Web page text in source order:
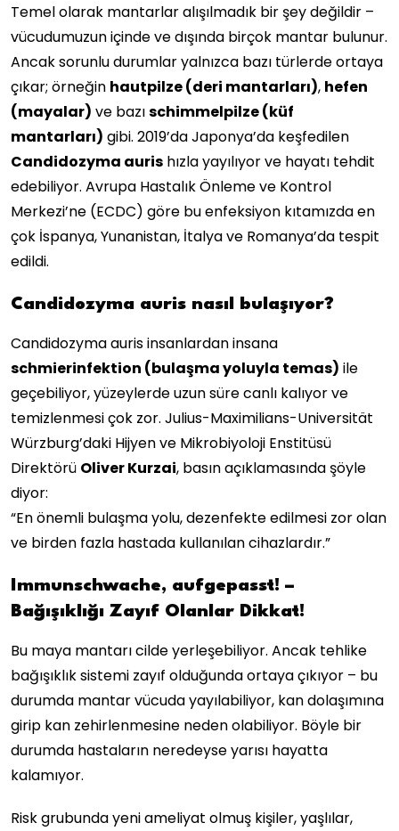
Temel olarak mantarlar alışılmadık bir şey değildir –
vücudumuzun içinde ve dışında birçok mantar bulunur.
Ancak sorunlu durumlar yalnızca bazı türlerde ortaya
çıkar; örneğin hautpilze (deri mantarları), hefen
(mayalar) ve bazıschimmelpilze (küf
mantarları) gibi. 2019’da Japonya’da keşfedilen
Candidozyma auris hızla yayılıyor ve hayatı tehdit
edebiliyor. Avrupa Hastalık Önleme ve Kontrol
Merkezi’ne (ECDC) göre bu enfeksiyon kıtamızda en
çok İspanya, Yunanistan, İtalya ve Romanya’da tespit
edildi.
Candidozyma auris nasıl bulaşıyor?
Candidozyma auris insanlardan insana
schmierinfektion (bulaşma yoluyla temas) ile
geçebiliyor, yüzeylerde uzun süre canlı kalıyor ve
temizlenmesi çok zor. Julius-Maximilians-Universität
Würzburg’daki Hijyen ve Mikrobiyoloji Enstitüsü
Direktörü Oliver Kurzai, basın açıklamasında şöyle
diyor:
“En önemli bulaşma yolu, dezenfekte edilmesi zor olan
ve birden fazla hastada kullanılan cihazlardır.”
Immunschwache, aufgepasst! –
Bağışıklığı Zayıf Olanlar Dikkat!
Bu maya mantarı cilde yerleşebiliyor. Ancak tehlike
bağışıklık sistemi zayıf olduğunda ortaya çıkıyor – bu
durumda mantar vücuda yayılabiliyor, kan dolaşımına
girip kan zehirlenmesine neden olabiliyor. Böyle bir
durumda hastaların neredeyse yarısı hayatta
kalamıyor.
Risk grubunda yeni ameliyat olmuş kişiler, yaşlılar,